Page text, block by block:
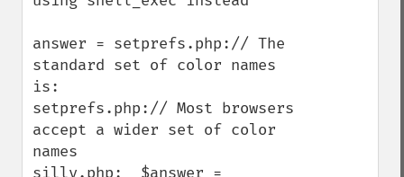
answer = setprefs.php:// The
standard set of color names
is:
setprefs.php:// Most browsers
accept a wider set of color
names
silly.php:  $answer =